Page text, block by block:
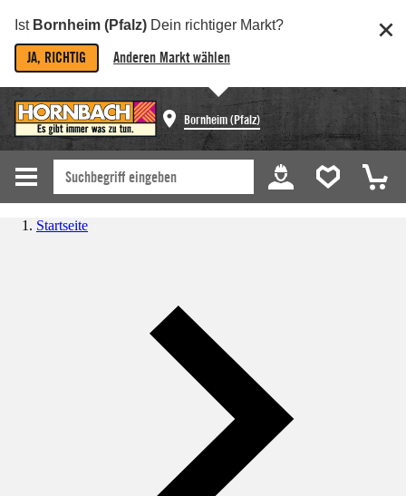
Ist Bornheim (Pfalz) Dein richtiger Markt?
JA, RICHTIG Anderen Markt wählen
Bornheim (Pfalz)
Startseite